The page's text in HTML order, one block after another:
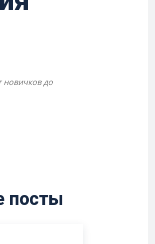
новичков до
посты